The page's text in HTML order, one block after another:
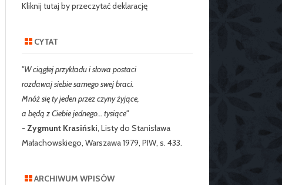
Kliknij tutaj by przeczytać deklarację
CYTAT
"W ciągłej przykładu i słowa postaci
rozdawaj siebie samego swej braci.
Mnóż się ty jeden przez czyny żyjące,
a będą z Ciebie jednego… tysiące"
- Zygmunt Krasiński, Listy do Stanisława
Małachowskiego, Warszawa 1979, PIW, s. 433.
ARCHIWUM WPISÓW